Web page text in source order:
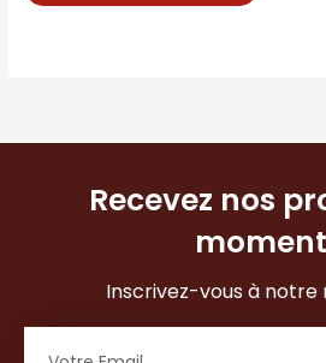
Recevez nos
Inscrivez-vous à notre